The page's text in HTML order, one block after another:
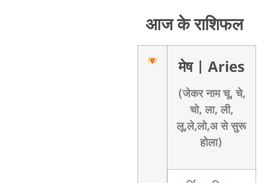
आज के राशिफल
मेष | Aries
(जेकर नाम चू, चे,
चो, ला, ली,
लू,ले,लो,अ से सुरू
होला)